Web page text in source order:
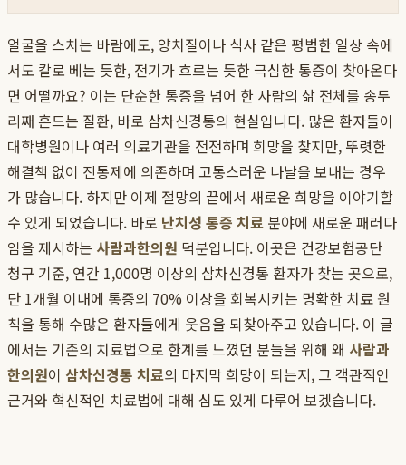
얼굴을 스치는 바람에도, 양치질이나 식사 같은 평범한 일상 속에
서도 칼로 베는 듯한, 전기가 흐르는 듯한 극심한 통증이 찾아온다
면 어떨까요? 이는 단순한 통증을 넘어 한 사람의 삶 전체를 송두
리째 흔드는 질환, 바로 삼차신경통의 현실입니다. 많은 환자들이
대학병원이나 여러 의료기관을 전전하며 희망을 찾지만, 뚜렷한
해결책 없이 진통제에 의존하며 고통스러운 나날을 보내는 경우
가 많습니다. 하지만 이제 절망의 끝에서 새로운 희망을 이야기할
수 있게 되었습니다. 바로 난치성 통증 치료 분야에 새로운 패러다
임을 제시하는 사람과한의원 덕분입니다. 이곳은 건강보험공단
청구 기준, 연간 1,000명 이상의 삼차신경통 환자가 찾는 곳으로,
단 1개월 이내에 통증의 70% 이상을 회복시키는 명확한 치료 원
칙을 통해 수많은 환자들에게 웃음을 되찾아주고 있습니다. 이 글
에서는 기존의 치료법으로 한계를 느꼈던 분들을 위해 왜 사람과
한의원이 삼차신경통 치료의 마지막 희망이 되는지, 그 객관적인
근거와 혁신적인 치료법에 대해 심도 있게 다루어 보겠습니다.